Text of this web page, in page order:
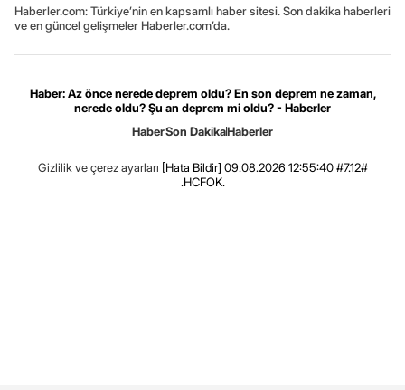
Haberler.com: Türkiye’nin en kapsamlı haber sitesi. Son dakika haberleri
ve en güncel gelişmeler Haberler.com’da.
Haber: Az önce nerede deprem oldu? En son deprem ne zaman,
nerede oldu? Şu an deprem mi oldu? - Haberler
HaberSon DakikaHaberler
Gizlilik ve çerez ayarları [Hata Bildir] 09.08.2026 12:55:40 #7.12#
.HCFOK.